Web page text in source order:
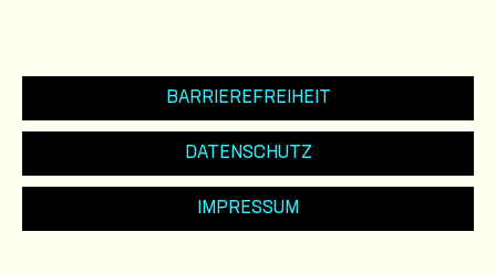
BARRIEREFREIHEIT
DATENSCHUTZ
IMPRESSUM